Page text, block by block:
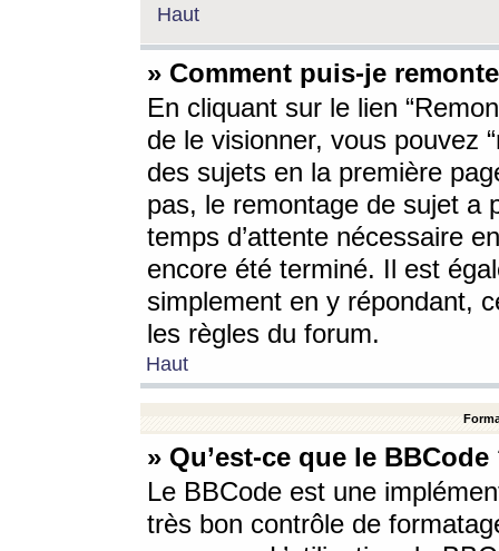
Haut
» Comment puis-je
En cliquant sur le lien
de le visionner, vous pouvez
des sujets en la première
pas, le remontage de sujet a
temps d’attente nécessaire
encore été terminé. Il est
simplement en y répondant,
les règles du forum.
Haut
» Qu’est-ce que le BBCode
Le BBCode est une
très bon contrôle de